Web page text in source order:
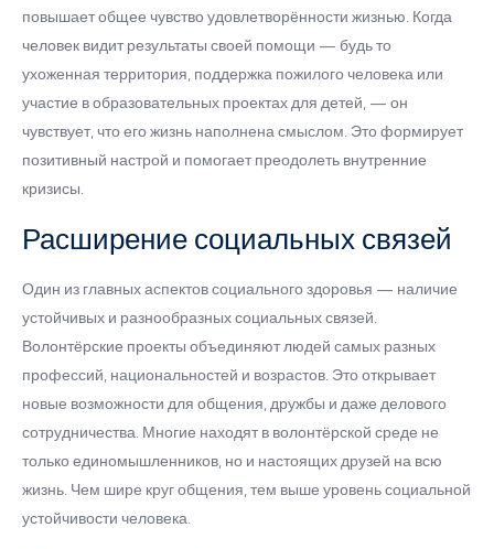
повышает общее чувство удовлетворённости жизнью. Когда
человек видит результаты своей помощи — будь то
ухоженная территория, поддержка пожилого человека или
участие в образовательных проектах для детей, — он
чувствует, что его жизнь наполнена смыслом. Это формирует
позитивный настрой и помогает преодолеть внутренние
кризисы.
Расширение социальных связей
Один из главных аспектов социального здоровья — наличие
устойчивых и разнообразных социальных связей.
Волонтёрские проекты объединяют людей самых разных
профессий, национальностей и возрастов. Это открывает
новые возможности для общения, дружбы и даже делового
сотрудничества. Многие находят в волонтёрской среде не
только единомышленников, но и настоящих друзей на всю
жизнь. Чем шире круг общения, тем выше уровень социальной
устойчивости человека.